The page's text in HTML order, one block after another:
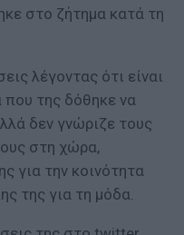
στο ζήτημα κατά τη
λέγοντας ότι είναι
που της δόθηκε να
δεν γνώριζε τους
στη χώρα,
για την κοινότητα
της για τη μόδα.